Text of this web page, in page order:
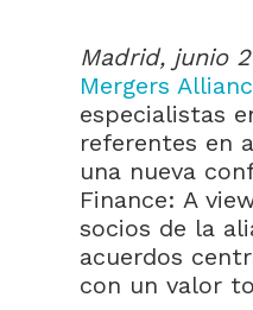
Madrid, junio
Mergers
especialistas
referentes en
una nueva
Finance: A
socios de la
acuerdos
con un valor